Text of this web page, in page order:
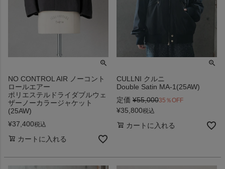
NO CONTROL AIR ノーコント
ロールエアー
ポリエステルドライダブルウェ
ザーノーカラージャケット
(25AW)
¥37,400税込
カートに入れる
CULLNI クルニ
Double Satin MA-1(25AW)
定価 ¥55,00035％OFF
¥35,800税込
カートに入れる